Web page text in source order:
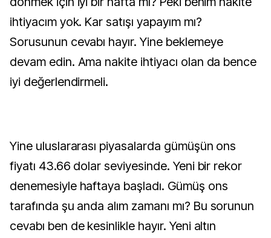
ihtiyacım yok. Kar satışı yapayım mı?
Sorusunun cevabı hayır. Yine beklemeye
devam edin. Ama nakite ihtiyacı olan da bence
iyi değerlendirmeli.
Yine uluslararası piyasalarda gümüşün ons
fiyatı 43.66 dolar seviyesinde. Yeni bir rekor
denemesiyle haftaya başladı. Gümüş ons
tarafında şu anda alım zamanı mı? Bu sorunun
cevabı ben de kesinlikle hayır. Yeni altın